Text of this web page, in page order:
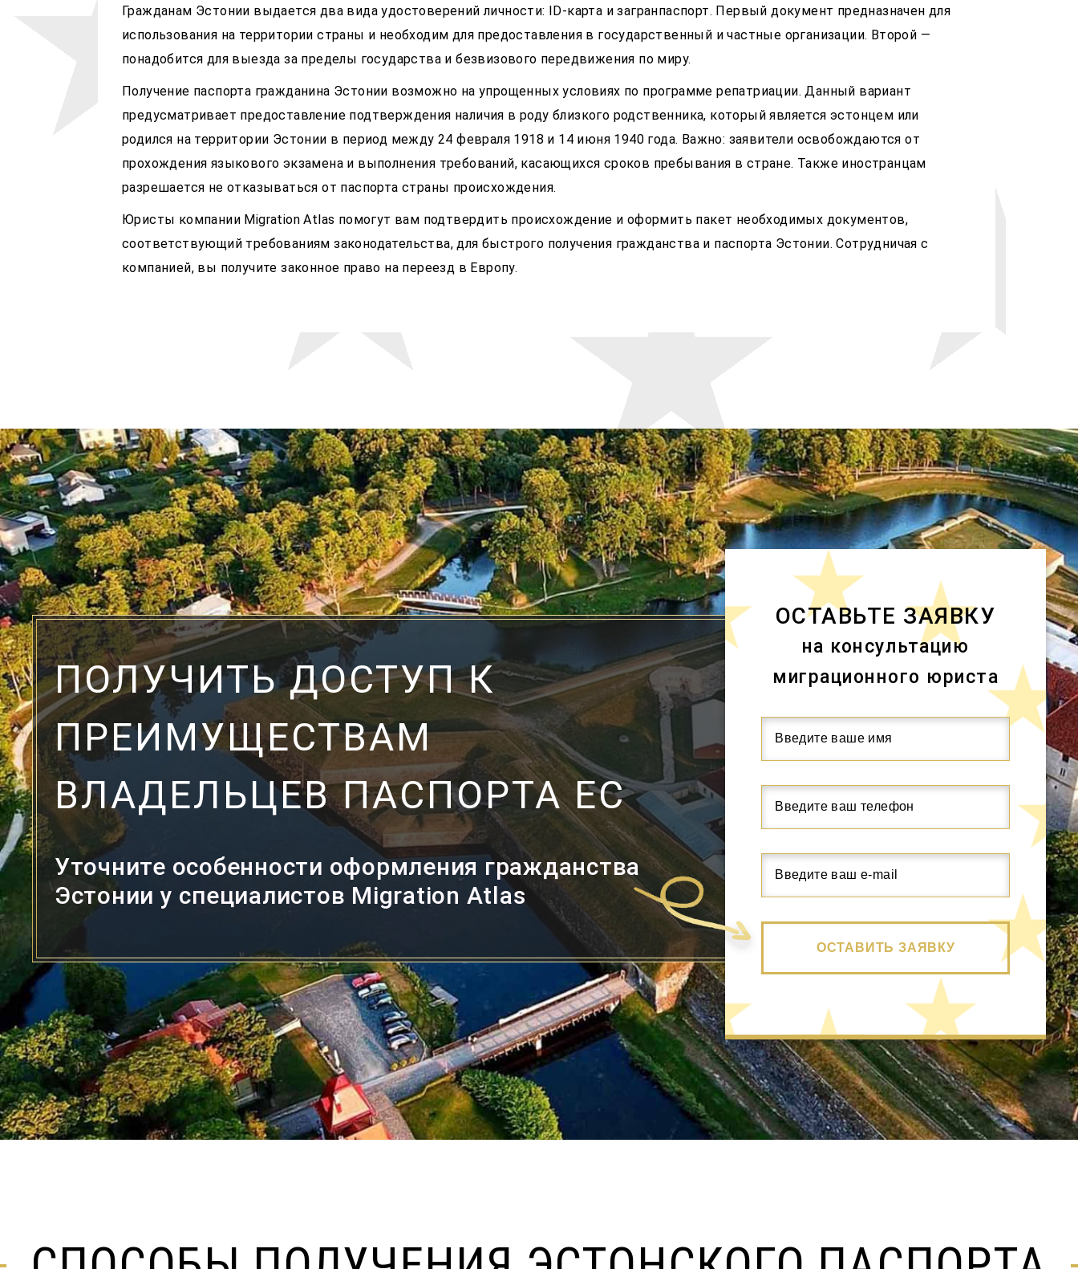
Гражданам Эстонии выдается два вида удостоверений личности: ID-карта и загранпаспорт. Первый документ предназначен для
использования на территории страны и необходим для предоставления в государственный и частные организации. Второй —
понадобится для выезда за пределы государства и безвизового передвижения по миру.
Получение паспорта гражданина Эстонии возможно на упрощенных условиях по программе репатриации. Данный вариант
предусматривает предоставление подтверждения наличия в роду близкого родственника, который является эстонцем или
родился на территории Эстонии в период между 24 февраля 1918 и 14 июня 1940 года. Важно: заявители освобождаются от
прохождения языкового экзамена и выполнения требований, касающихся сроков пребывания в стране. Также иностранцам
разрешается не отказываться от паспорта страны происхождения.
Юристы компании Migration Atlas помогут вам подтвердить происхождение и оформить пакет необходимых документов,
соответствующий требованиям законодательства, для быстрого получения гражданства и паспорта Эстонии. Сотрудничая с
компанией, вы получите законное право на переезд в Европу.
ПОЛУЧИТЬ ДОСТУП К
ПРЕИМУЩЕСТВАМ
ВЛАДЕЛЬЦЕВ ПАСПОРТА ЕС
Уточните особенности оформления гражданства
Эстонии у специалистов Migration Atlas
ОСТАВЬТЕ ЗАЯВКУ
на консультацию
миграционного юриста
ОСТАВИТЬ ЗАЯВКУ